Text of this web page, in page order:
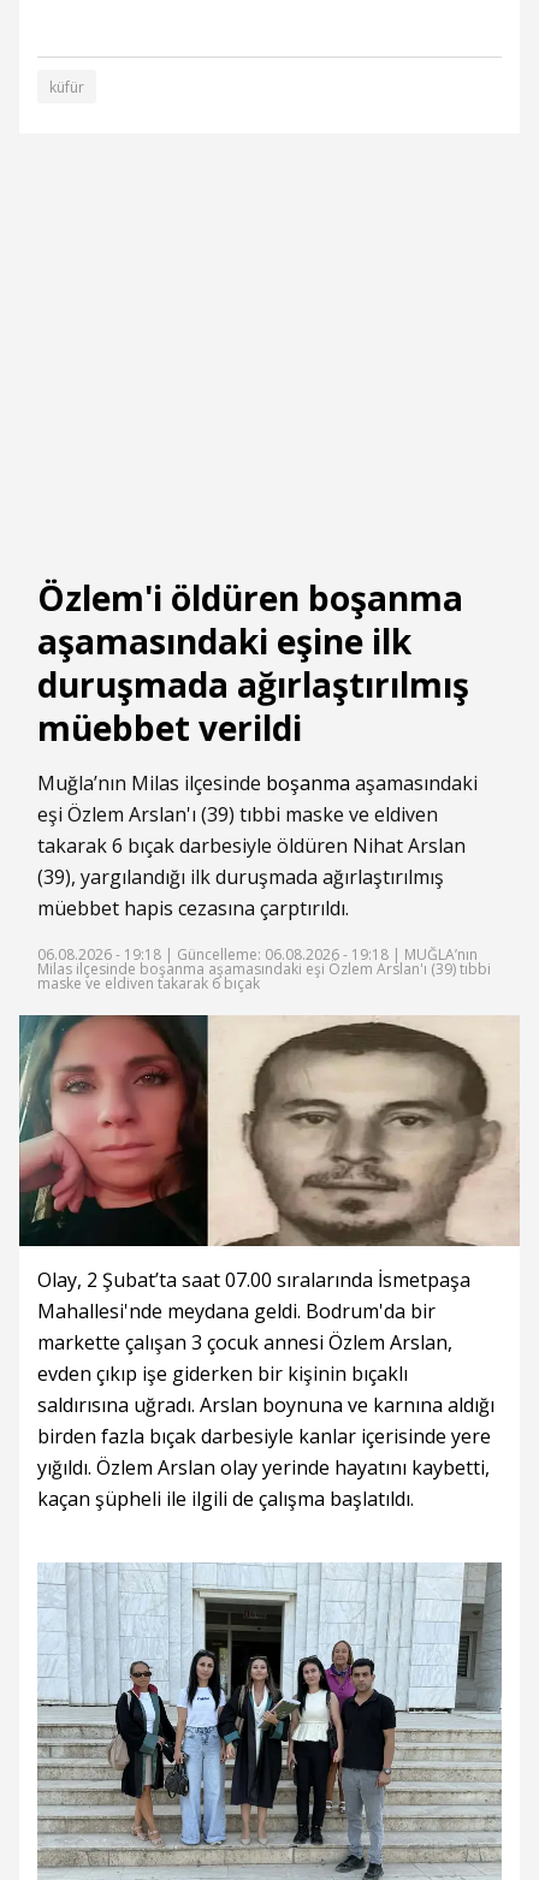
küfür
Özlem'i öldüren boşanma
aşamasındaki eşine ilk
duruşmada ağırlaştırılmış
müebbet verildi
Muğla’nın Milas ilçesinde boşanma aşamasındaki
eşi Özlem Arslan'ı (39) tıbbi maske ve eldiven
takarak 6 bıçak darbesiyle öldüren Nihat Arslan
(39), yargılandığı ilk duruşmada ağırlaştırılmış
müebbet hapis cezasına çarptırıldı.
06.08.2026 - 19:18 | Güncelleme: 06.08.2026 - 19:18 | MUĞLA’nın
Milas ilçesinde boşanma aşamasındaki eşi Özlem Arslan'ı (39) tıbbi
maske ve eldiven takarak 6 bıçak
Olay, 2 Şubat’ta saat 07.00 sıralarında İsmetpaşa
Mahallesi'nde meydana geldi. Bodrum'da bir
markette çalışan 3 çocuk annesi Özlem Arslan,
evden çıkıp işe giderken bir kişinin bıçaklı
saldırısına uğradı. Arslan boynuna ve karnına aldığı
birden fazla bıçak darbesiyle kanlar içerisinde yere
yığıldı. Özlem Arslan olay yerinde hayatını kaybetti,
kaçan şüpheli ile ilgili de çalışma başlatıldı.